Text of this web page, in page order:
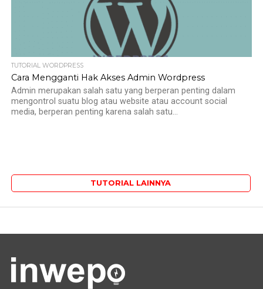
TUTORIAL WORDPRESS
Cara Mengganti Hak Akses Admin Wordpress
Admin merupakan salah satu yang berperan penting dalam
mengontrol suatu blog atau website atau account social
media, berperan penting karena salah satu...
TUTORIAL LAINNYA